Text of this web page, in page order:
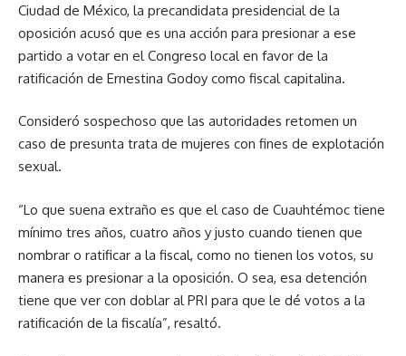
Ciudad de México, la precandidata presidencial de la
oposición acusó que es una acción para presionar a ese
partido a votar en el Congreso local en favor de la
ratificación de Ernestina Godoy como fiscal capitalina.
Consideró sospechoso que las autoridades retomen un
caso de presunta trata de mujeres con fines de explotación
sexual.
“Lo que suena extraño es que el caso de Cuauhtémoc tiene
mínimo tres años, cuatro años y justo cuando tienen que
nombrar o ratificar a la fiscal, como no tienen los votos, su
manera es presionar a la oposición. O sea, esa detención
tiene que ver con doblar al PRI para que le dé votos a la
ratificación de la fiscalía”, resaltó.